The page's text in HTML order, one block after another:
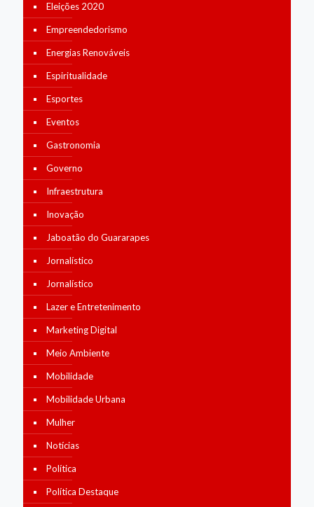
Eleições 2020
Empreendedorismo
Energias Renováveis
Espiritualidade
Esportes
Eventos
Gastronomia
Governo
Infraestrutura
Inovação
Jaboatão do Guararapes
Jornalístico
Jornalístico
Lazer e Entretenimento
Marketing Digital
Meio Ambiente
Mobilidade
Mobilidade Urbana
Mulher
Notícias
Política
Política Destaque